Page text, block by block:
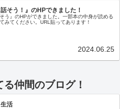
話そう！』のHPできました！
う』のHPができました。一部本の中身が読める
みてください。URL貼ってあります！
2024.06.25
仲間のブログ！
活